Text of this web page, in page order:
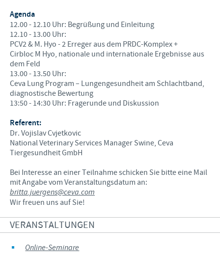
Videos
Diagnostik-Formulare
Produktkatalog
Kontakt
Agenda
12.00 - 12.10 Uhr: Begrüßung und Einleitung
12.10 - 13.00 Uhr:
PCV2 & M. Hyo - 2 Erreger aus dem PRDC-Komplex +
Cirbloc M Hyo, nationale und internationale Ergebnisse aus
dem Feld
13.00 - 13.50 Uhr:
Ceva Lung Program – Lungengesundheit am Schlachtband,
diagnostische Bewertung
13:50 - 14:30 Uhr: Fragerunde und Diskussion
Referent:
Dr. Vojislav Cvjetkovic
National Veterinary Services Manager Swine, Ceva
Tiergesundheit GmbH
Bei Interesse an einer Teilnahme schicken Sie bitte eine Mail
mit Angabe vom Veranstaltungsdatum an:
britta.juergens@ceva.com
Wir freuen uns auf Sie!
VERANSTALTUNGEN
Online-Seminare